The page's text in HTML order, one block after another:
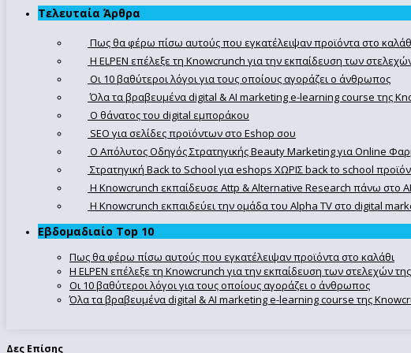
Τελευταία Άρθρα
Πως θα φέρω πίσω αυτούς που εγκατέλειψαν προϊόντα στο
Η ELPEN επέλεξε τη Knowcrunch για την εκπαίδευση των
Οι 10 βαθύτεροι λόγοι για τους οποίους αγοράζει ο άνθρωπος
Όλα τα βραβευμένα digital & AI marketing e-learning course της
Ο θάνατος του digital εμποράκου
SEO για σελίδες προϊόντων στο Eshop σου
Ο Απόλυτoς Οδηγός Στρατηγικής Beauty Marketing για Online
Στρατηγική Back to School για eshops ΧΩΡΙΣ back to school
Η Knowcrunch εκπαίδευσε Attp & Alternative Research πάνω στο ΑΙ
Η Knowcrunch εκπαιδεύει την ομάδα του Alpha TV στο digital
Εβδομαδιαίο Top 10
Πως θα φέρω πίσω αυτούς που εγκατέλειψαν προϊόντα στο καλάθι
Η ELPEN επέλεξε τη Knowcrunch για την εκπαίδευση των στελεχών
Οι 10 βαθύτεροι λόγοι για τους οποίους αγοράζει ο άνθρωπος
Όλα τα βραβευμένα digital & AI marketing e-learning course της
Δες Επίσης